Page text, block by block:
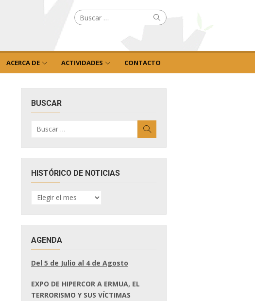
Buscar
por: Buscar
ACERCA DE ACTIVIDADES CONTACTO
BUSCAR
por:
HISTÓRICO DE NOTICIAS
HISTÓRICO
DE
AGENDA
Del 5 de Julio al 4 de Agosto
EXPO DE HIPERCOR A ERMUA, EL
TERRORISMO Y SUS VÍCTIMAS